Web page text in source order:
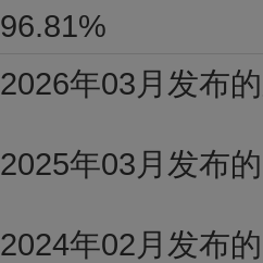
96.81%
2026年03月发布
2025年03月发布
2024年02月发布